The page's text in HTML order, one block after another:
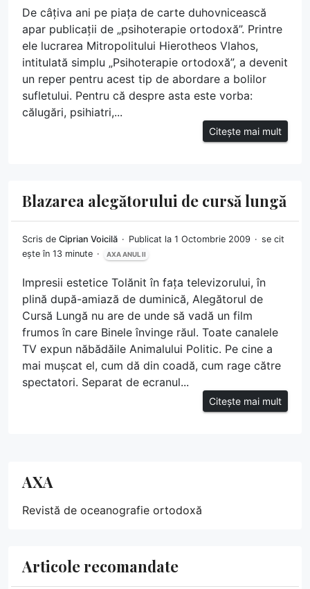
De câțiva ani pe piața de carte duhovnicească
apar publicații de „psihoterapie ortodoxă”. Printre
ele lucrarea Mitropolitului Hierotheos Vlahos,
intitulată simplu „Psihoterapie ortodoxă”, a devenit
un reper pentru acest tip de abordare a bolilor
sufletului. Pentru că despre asta este vorba:
călugări, psihiatri,...
Citește mai mult
Blazarea alegătorului de cursă lungă
Scris de Ciprian Voicilă Publicat la 1 Octombrie 2009
se cit
ește în 13 minute
AXA ANUL II
Impresii estetice Tolănit în fața televizorului, în
plină după-amiază de duminică, Alegătorul de
Cursă Lungă nu are de unde să vadă un film
frumos în care Binele învinge răul. Toate canalele
TV expun năbădăile Animalului Politic. Pe cine a
mai mușcat el, cum dă din coadă, cum rage către
spectatori. Separat de ecranul...
Citește mai mult
AXA
Revistă de oceanografie ortodoxă
Articole recomandate